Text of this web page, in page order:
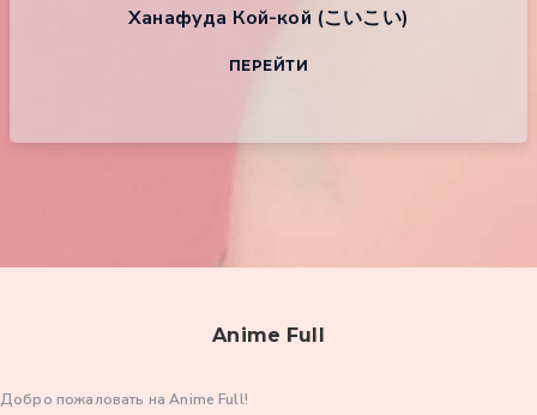
Ханафуда Кой-кой (こいこい)
ПЕРЕЙТИ
Anime Full
Добро пожаловать на Anime Full!